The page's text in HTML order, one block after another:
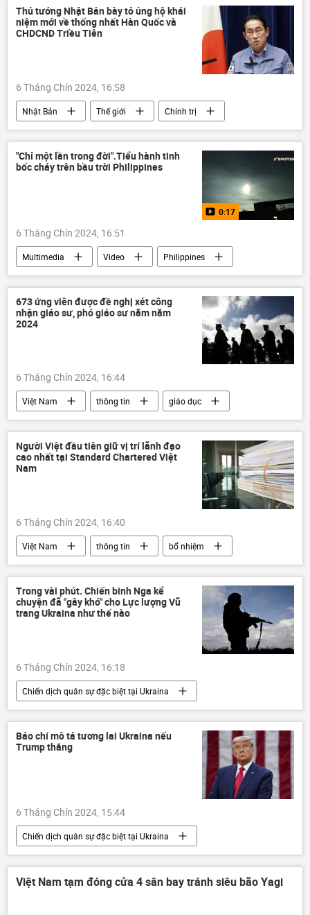
Video từ Ukraina DNR
LNR
Donbass
Thế giới Nga
Thủ tướng Nhật Bản bày tỏ ủng hộ khái
niệm mới về thống nhất Hàn Quốc và
CHDCND Triều Tiên
6 Tháng Chín 2024, 16:58
Nhật Bản Thế giới
Chính trị
Hàn Quốc
Bắc Triều Tiên
Fumio Kishida
"Chỉ một lần trong đời".Tiểu hành tinh
bốc cháy trên bầu trời Philippines
0:17
6 Tháng Chín 2024, 16:51
Multimedia Video
Philippines
tiểu hành tinh
Thế giới
673 ứng viên được đề nghị xét công
nhận giáo sư, phó giáo sư năm năm
2024
6 Tháng Chín 2024, 16:44
Việt Nam thông tin
giáo dục
Bộ Giáo dục và Đào Tạo
giáo sư
phó giáo sư
Người Việt đầu tiên giữ vị trí lãnh đạo
cao nhất tại Standard Chartered Việt
Nam
6 Tháng Chín 2024, 16:40
Việt Nam thông tin
bổ nhiệm
tuyển chọn, bổ nhiệm
ngân hàng
nhà lãnh đạo
Trong vài phút. Chiến binh Nga kể
chuyện đã "gây khó" cho Lực lượng Vũ
trang Ukraina như thế nào
6 Tháng Chín 2024, 16:18
Chiến dịch quân sự đặc biệt tại Ukraina
Nga
Cuộc khủng hoảng ở Ukraina
Ukraina
Thế giới
xung đột quân sự
lực lượng vũ trang Nga
Báo chí mô tả tương lai Ukraina nếu
Trump thắng
6 Tháng Chín 2024, 15:44
Chiến dịch quân sự đặc biệt tại Ukraina
Cuộc khủng hoảng ở Ukraina
Ukraina
Donald Trump
Báo chí thế giới
Việt Nam tạm đóng cửa 4 sân bay tránh siêu bão Yagi